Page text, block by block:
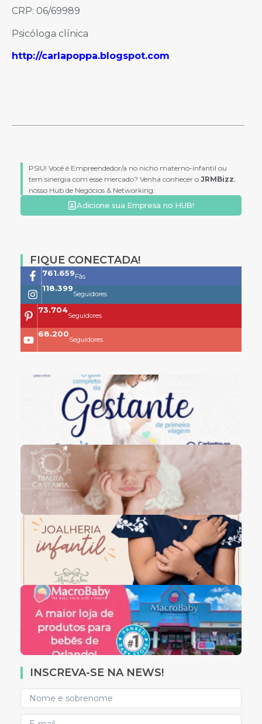
CRP: 06/69989
Psicóloga clínica
http://carlapoppa.blogspot.com
PSIU! Você é Empreendedor/a no nicho materno-infantil ou
tem sinergia com esse mercado? Venha conhecer o JRMBizz,
nosso Hub de Negócios & Networking:
Adicione sua Empresa no HUB!
FIQUE CONECTADA!
761.659Fãs
118.399
Seguidores
73.704
Seguidores
68.200
Seguidores
INSCREVA-SE NA NEWS!